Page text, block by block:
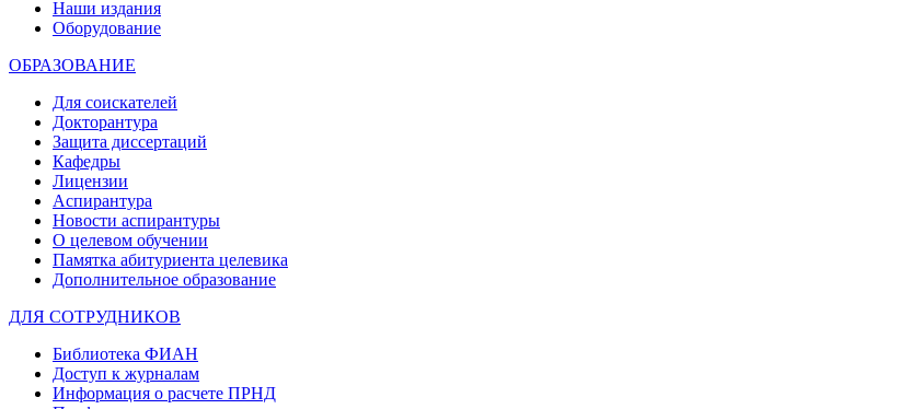
Наши издания
Оборудование
ОБРАЗОВАНИЕ
Для соискателей
Докторантура
Защита диссертаций
Кафедры
Лицензии
Аспирантура
Новости аспирантуры
О целевом обучении
Памятка абитуриента целевика
Дополнительное образование
ДЛЯ СОТРУДНИКОВ
Библиотека ФИАН
Доступ к журналам
Информация о расчете ПРНД